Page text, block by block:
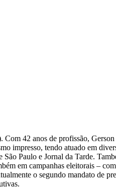
42 anos de profissão,
impresso, tendo atuado em
Paulo e Jornal da Tarde.
em campanhas eleitorais –
o segundo mandato de